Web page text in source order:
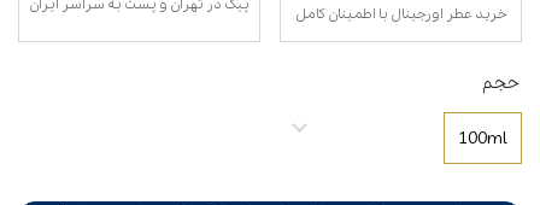
خرید عطر اورجینال با اطمینان کامل
پیک در تهران و پست به سراسر ایران
حجم
100ml